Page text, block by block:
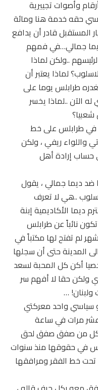
وأصوات تجييرية
حقه خدمة هنا ومائة
المستقبل قادر أن يدافع
جمالي…في فمهم
..ولكن لماذا
لماذا يعتبر أن
طرابلس يوما على
الآن ..لماذا يخسر
في طرابلس على خط
واللواء ريفي ، ولكن
حساب إرادة أهل
ضد ديما جمالي ، يقول
..هي لا تعرف
ديما الأكاديمية إبنة
نائباً عن طرابلس
لم تفتح لها مكتباً في
المدينة حتى أن سجلها
أكن كل المحبة لسعد
ولكن حقا لا أفهم سر
ولبنان! …
سياسي واحد معركتي
عشر مرات في ساعة
..كل من صفق صفق لحق
في حقوقها منذ سنوات
خط الفقر ومرافقها